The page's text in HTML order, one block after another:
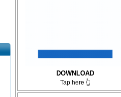
DOWNLOAD
Tap here 👆